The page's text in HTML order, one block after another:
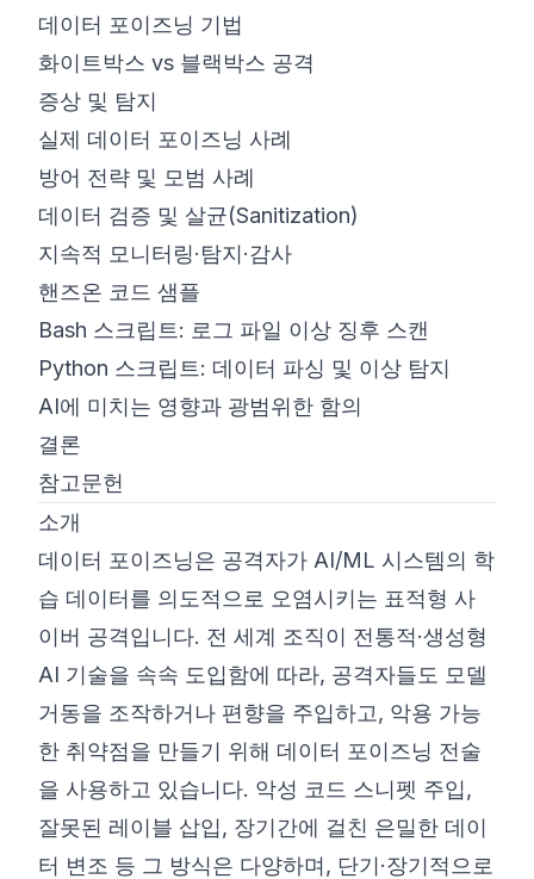
데이터 포이즈닝 기법
화이트박스 vs 블랙박스 공격
증상 및 탐지
실제 데이터 포이즈닝 사례
방어 전략 및 모범 사례
데이터 검증 및 살균(Sanitization)
지속적 모니터링·탐지·감사
핸즈온 코드 샘플
Bash 스크립트: 로그 파일 이상 징후 스캔
Python 스크립트: 데이터 파싱 및 이상 탐지
AI에 미치는 영향과 광범위한 함의
결론
참고문헌
소개
데이터 포이즈닝은 공격자가 AI/ML 시스템의 학
습 데이터를 의도적으로 오염시키는 표적형 사
이버 공격입니다. 전 세계 조직이 전통적·생성형
AI 기술을 속속 도입함에 따라, 공격자들도 모델
거동을 조작하거나 편향을 주입하고, 악용 가능
한 취약점을 만들기 위해 데이터 포이즈닝 전술
을 사용하고 있습니다. 악성 코드 스니펫 주입,
잘못된 레이블 삽입, 장기간에 걸친 은밀한 데이
터 변조 등 그 방식은 다양하며, 단기·장기적으로